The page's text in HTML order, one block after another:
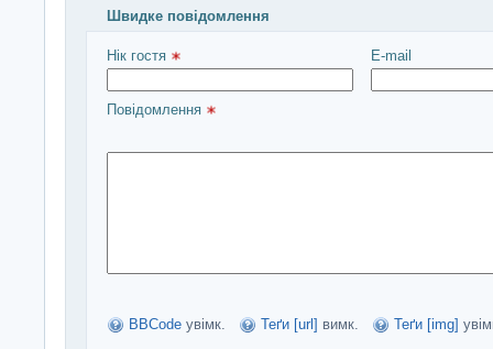
Швидке повідомлення
Введіть повідомлення і натисніть Надіслати
Нік гостя E-mail
Повідомлення
BBCode увімк. Теґи [url] вимк. Теґи [img]